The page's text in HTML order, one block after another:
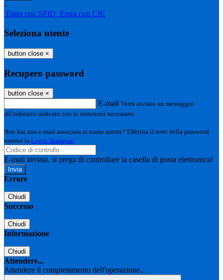
-
Entra con SPID Entra con CIE
Seleziona utente
button close ×
Recupero password
button close ×
E-mail Verrà inviato un messaggio
all'indirizzo indicato con le istruzioni necessarie.
Non hai una e-mail associata al nome utente? Effettua il reset della password
tramite la Login Spaggiari
E-mail inviata, si prega di controllare la casella di posta elettronica!
Errore
Chiudi
Successo
Chiudi
Informazione
Chiudi
Attendere...
Attendere il completamento dell'operazione...